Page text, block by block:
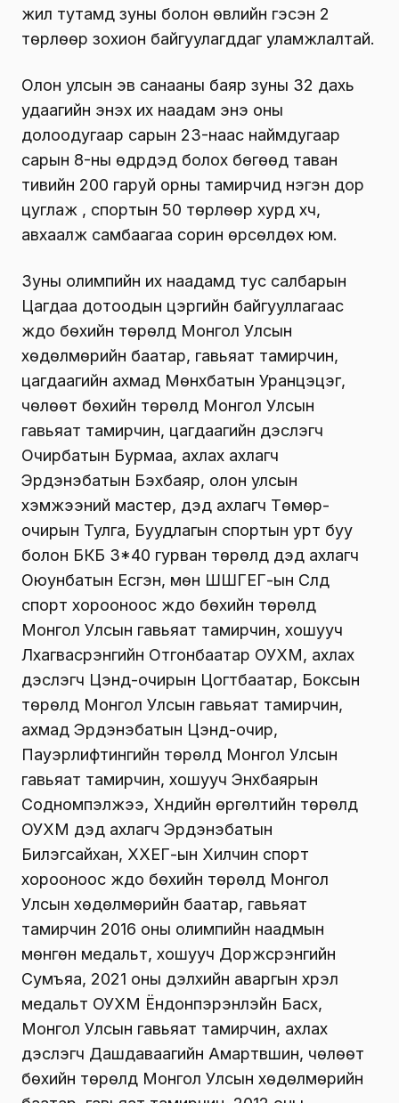
жил тутамд зуны болон өвлийн гэсэн 2
төрлөөр зохион байгуулагддаг уламжлалтай.
Олон улсын эв санааны баяр зуны 32 дахь
удаагийн энэхүү их наадам энэ оны
долоодугаар сарын 23-наас наймдугаар
сарын 8-ны өдрүүдэд болох бөгөөд таван
тивийн 200 гаруй орны тамирчид нэгэн дор
цуглаж , спортын 50 төрлөөр хурд хүч,
авхаалж самбаагаа сорин өрсөлдөх юм.
Зуны олимпийн их наадамд тус салбарын
Цагдаа дотоодын цэргийн байгууллагаас
жүдо бөхийн төрөлд Монгол Улсын
хөдөлмөрийн баатар, гавьяат тамирчин,
цагдаагийн ахмад Мөнхбатын Уранцэцэг,
чөлөөт бөхийн төрөлд Монгол Улсын
гавьяат тамирчин, цагдаагийн дэслэгч
Очирбатын Бурмаа, ахлах ахлагч
Эрдэнэбатын Бэхбаяр, олон улсын
хэмжээний мастер, дэд ахлагч Төмөр-
очирын Тулга, Буудлагын спортын урт буу
болон БКБ 3*40 гурван төрөлд дэд ахлагч
Оюунбатын Есүгэн, мөн ШШГЕГ-ын Сүлд
спорт хорооноос жүдо бөхийн төрөлд
Монгол Улсын гавьяат тамирчин, хошууч
Лхагвасүрэнгийн Отгонбаатар ОУХМ, ахлах
дэслэгч Цэнд-очирын Цогтбаатар, Боксын
төрөлд Монгол Улсын гавьяат тамирчин,
ахмад Эрдэнэбатын Цэнд-очир,
Пауэрлифтингийн төрөлд Монгол Улсын
гавьяат тамирчин, хошууч Энхбаярын
Содномпэлжээ, Хүндийн өргөлтийн төрөлд
ОУХМ дэд ахлагч Эрдэнэбатын
Билэгсайхан, ХХЕГ-ын Хилчин спорт
хорооноос жүдо бөхийн төрөлд Монгол
Улсын хөдөлмөрийн баатар, гавьяат
тамирчин 2016 оны олимпийн наадмын
мөнгөн медальт, хошууч Доржсүрэнгийн
Сумъяа, 2021 оны дэлхийн аваргын хүрэл
медальт ОУХМ Ёндонпэрэнлэйн Басхүү,
Монгол Улсын гавьяат тамирчин, ахлах
дэслэгч Дашдаваагийн Амартүвшин, чөлөөт
бөхийн төрөлд Монгол Улсын хөдөлмөрийн